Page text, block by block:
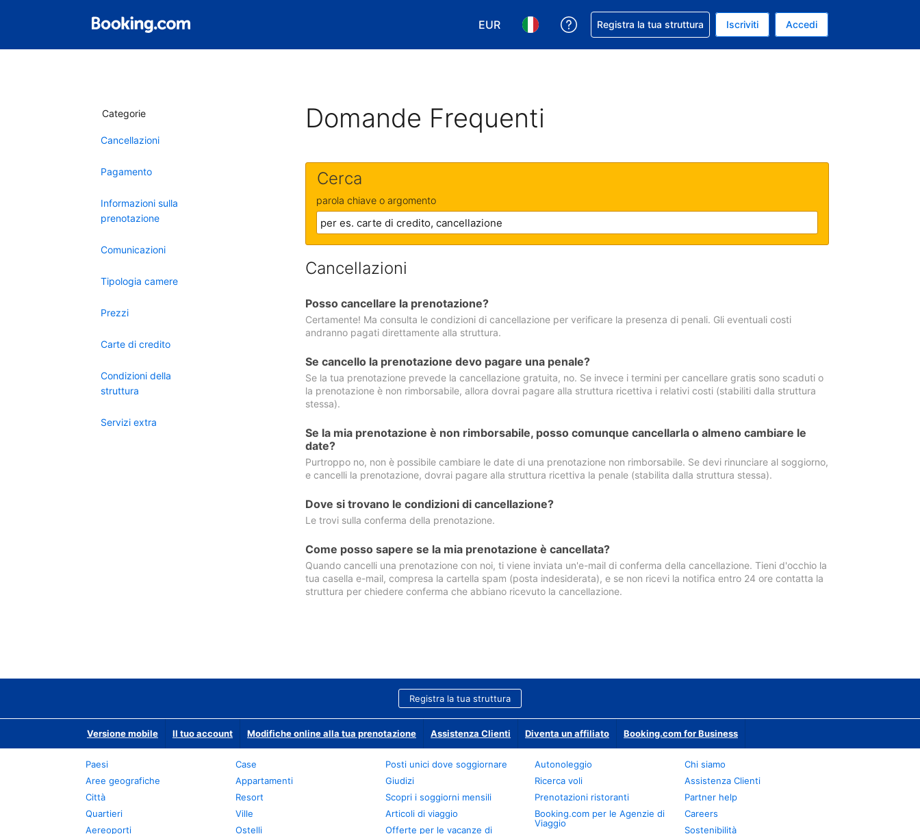
EUR
Scegli la tua valuta. Valuta attuale: Euro
Scegli la tua lingua. Lingua attuale: Italiano
Ricevi aiuto con la prenotazione
Registra la tua struttura Iscriviti Accedi
Categorie
Cancellazioni
Pagamento
Informazioni sulla
prenotazione
Comunicazioni
Tipologia camere
Prezzi
Carte di credito
Condizioni della
struttura
Servizi extra
Domande Frequenti
Cerca
parola chiave o argomento
Cancellazioni
Posso cancellare la prenotazione?
Certamente! Ma consulta le condizioni di cancellazione per verificare la presenza di penali. Gli eventuali costi
andranno pagati direttamente alla struttura.
Se cancello la prenotazione devo pagare una penale?
Se la tua prenotazione prevede la cancellazione gratuita, no. Se invece i termini per cancellare gratis sono scaduti o
la prenotazione è non rimborsabile, allora dovrai pagare alla struttura ricettiva i relativi costi (stabiliti dalla struttura
stessa).
Se la mia prenotazione è non rimborsabile, posso comunque cancellarla o almeno cambiare le
date?
Purtroppo no, non è possibile cambiare le date di una prenotazione non rimborsabile. Se devi rinunciare al soggiorno,
e cancelli la prenotazione, dovrai pagare alla struttura ricettiva la penale (stabilita dalla struttura stessa).
Dove si trovano le condizioni di cancellazione?
Le trovi sulla conferma della prenotazione.
Come posso sapere se la mia prenotazione è cancellata?
Quando cancelli una prenotazione con noi, ti viene inviata un'e-mail di conferma della cancellazione. Tieni d'occhio la
tua casella e-mail, compresa la cartella spam (posta indesiderata), e se non ricevi la notifica entro 24 ore contatta la
struttura per chiedere conferma che abbiano ricevuto la cancellazione.
Registra la tua struttura
Versione mobile Il tuo account Modifiche online alla tua prenotazione Assistenza Clienti Diventa un affiliato Booking.com for Business
Paesi
Aree geografiche
Città
Quartieri
Aereoporti
Case
Appartamenti
Resort
Ville
Ostelli
Posti unici dove soggiornare
Giudizi
Scopri i soggiorni mensili
Articoli di viaggio
Offerte per le vacanze di
Autonoleggio
Ricerca voli
Prenotazioni ristoranti
Booking.com per le Agenzie di
Viaggio
Chi siamo
Assistenza Clienti
Partner help
Careers
Sostenibilità